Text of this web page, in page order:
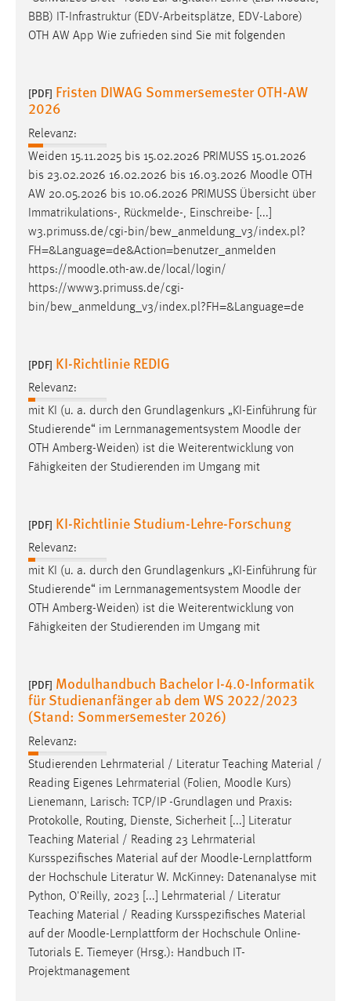
BBB) IT-Infrastruktur (EDV-Arbeitsplätze, EDV-Labore)
OTH AW App Wie zufrieden sind Sie mit folgenden
[PDF] Fristen DIWAG Sommersemester OTH-AW
2026
Relevanz:
Weiden 15.11.2025 bis 15.02.2026 PRIMUSS 15.01.2026
bis 23.02.2026 16.02.2026 bis 16.03.2026 Moodle OTH
AW 20.05.2026 bis 10.06.2026 PRIMUSS Übersicht über
Immatrikulations-, Rückmelde-, Einschreibe- [...]
w3.primuss.de/cgi-bin/bew_anmeldung_v3/index.pl?
FH=&Language=de&Action=benutzer_anmelden
https://moodle.oth-aw.de/local/login/
https://www3.primuss.de/cgi-
bin/bew_anmeldung_v3/index.pl?FH=&Language=de
[PDF] KI-Richtlinie REDIG
Relevanz:
mit KI (u. a. durch den Grundlagenkurs „KI-Einführung für
Studierende“ im Lernmanagementsystem Moodle der
OTH Amberg-Weiden) ist die Weiterentwicklung von
Fähigkeiten der Studierenden im Umgang mit
[PDF] KI-Richtlinie Studium-Lehre-Forschung
Relevanz:
mit KI (u. a. durch den Grundlagenkurs „KI-Einführung für
Studierende“ im Lernmanagementsystem Moodle der
OTH Amberg-Weiden) ist die Weiterentwicklung von
Fähigkeiten der Studierenden im Umgang mit
[PDF] Modulhandbuch Bachelor I-4.0-Informatik
für Studienanfänger ab dem WS 2022/2023
(Stand: Sommersemester 2026)
Relevanz:
Studierenden Lehrmaterial / Literatur Teaching Material /
Reading Eigenes Lehrmaterial (Folien, Moodle Kurs)
Lienemann, Larisch: TCP/IP -Grundlagen und Praxis:
Protokolle, Routing, Dienste, Sicherheit [...] Literatur
Teaching Material / Reading 23 Lehrmaterial
Kursspezifisches Material auf der Moodle-Lernplattform
der Hochschule Literatur W. McKinney: Datenanalyse mit
Python, O'Reilly, 2023 [...] Lehrmaterial / Literatur
Teaching Material / Reading Kursspezifisches Material
auf der Moodle-Lernplattform der Hochschule Online-
Tutorials E. Tiemeyer (Hrsg.): Handbuch IT-
Projektmanagement
EXTERNE MEDIEN
Um Inhalte von Videoplattformen und Social Media
YouTube
Vimeo